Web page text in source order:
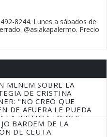
8244. Lunes a sábados de
@asiakapalermo. Precio
MENEM SOBRE LA
DE CRISTINA
"NO CREO QUE
DE AFUERA LE PUEDA
LA JUSTICIA LO QUE
HACER"
BARDEM DE LA
DE CEUTA